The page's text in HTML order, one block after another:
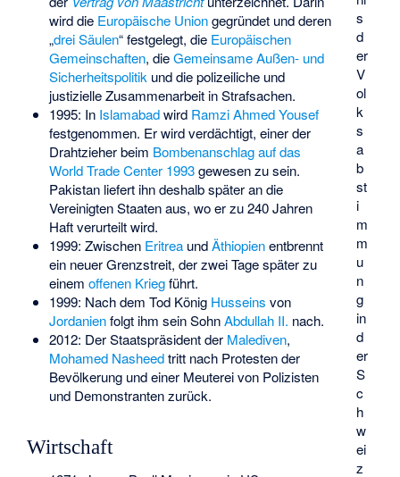
s
d
er
V
ol
k
s
a
b
st
i
m
m
u
n
g
in
d
er
S
c
h
w
ei
z
wird die Europäische Uniongegründet und deren
„drei Säulen“ festgelegt, die Europäischen
Gemeinschaften, dieGemeinsame Außen- und
Sicherheitspolitik und diepolizeiliche und
justizielle Zusammenarbeit in Strafsachen.
1995: In Islamabadwird Ramzi Ahmed Yousef
festgenommen. Er wird verdächtigt, einer der
Drahtzieher beim Bombenanschlag auf das
World Trade Center 1993gewesen zu sein.
Pakistan liefert ihn deshalb später an die
Vereinigten Staaten aus, wo er zu 240 Jahren
Haft verurteilt wird.
1999: Zwischen EritreaundÄthiopienentbrennt
ein neuer Grenzstreit, der zwei Tage später zu
einem offenen Kriegführt.
1999: Nach dem Tod König Husseins von
Jordanienfolgt ihm sein SohnAbdullah II. nach.
2012: Der Staatspräsident der Malediven,
Mohamed Nasheedtritt nach Protesten der
Bevölkerung und einer Meuterei von Polizisten
und Demonstranten zurück.
Wirtschaft